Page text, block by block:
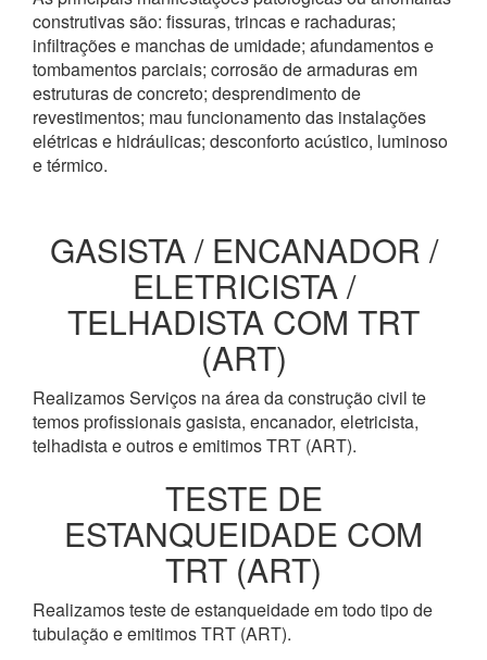
construtivas são: fissuras, trincas e rachaduras;
infiltrações e manchas de umidade; afundamentos e
tombamentos parciais; corrosão de armaduras em
estruturas de concreto; desprendimento de
revestimentos; mau funcionamento das instalações
elétricas e hidráulicas; desconforto acústico, luminoso
e térmico.
GASISTA / ENCANADOR /
ELETRICISTA /
TELHADISTA COM TRT
(ART)
Realizamos Serviços na área da construção civil te
temos profissionais gasista, encanador, eletricista,
telhadista e outros e emitimos TRT (ART).
TESTE DE
ESTANQUEIDADE COM
TRT (ART)
Realizamos teste de estanqueidade em todo tipo de
tubulação e emitimos TRT (ART).